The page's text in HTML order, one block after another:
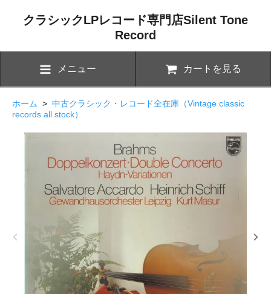
クラシックLPレコード専門店Silent Tone
Record
メニュー カートを見る
ホーム > 中古クラシック・レコード全在庫（Vintage classic
records all stock）